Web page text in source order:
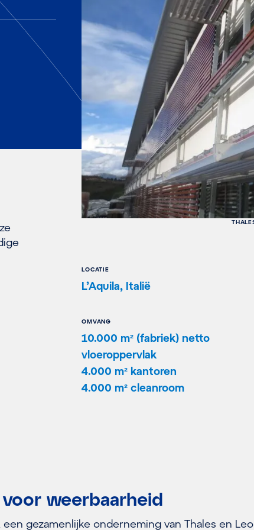
LOCATIE
L’Aquila, Italië
OMVANG
10.000 m² (fabriek) netto
vloeroppervlak
4.000 m² kantoren
4.000 m² cleanroom
weerbaarheid
een gezamenlijke onderneming van Thales en